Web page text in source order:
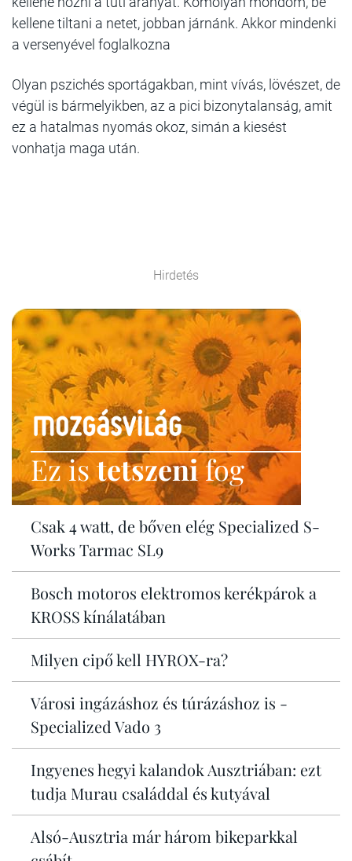
kellene tiltani a netet, jobban járnánk. Akkor mindenki
a versenyével foglalkozna
Olyan pszichés sportágakban, mint vívás, lövészet, de
végül is bármelyikben, az a pici bizonytalanság, amit
ez a hatalmas nyomás okoz, simán a kiesést
vonhatja maga után.
Hirdetés
Ez istetszenifog
Csak 4 watt, de bőven elég Specialized S-
Works Tarmac SL9
Bosch motoros elektromos kerékpárok a
KROSS kínálatában
Milyen cipő kell HYROX-ra?
Városi ingázáshoz és túrázáshoz is -
Specialized Vado 3
Ingyenes hegyi kalandok Ausztriában: ezt
tudja Murau családdal és kutyával
Alsó-Ausztria már három bikeparkkal